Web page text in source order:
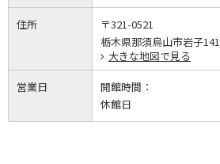
住所
〒321-0521
栃木県那須烏山市岩子141
大きな地図で見る
営業日
開館時間：
休館日